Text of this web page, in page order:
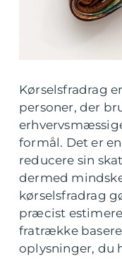
Kørselsfradrag
personer, der
formål. Det er
reducere sin
dermed
kørselsfradrag
præcist
fratrække
oplysninger, du